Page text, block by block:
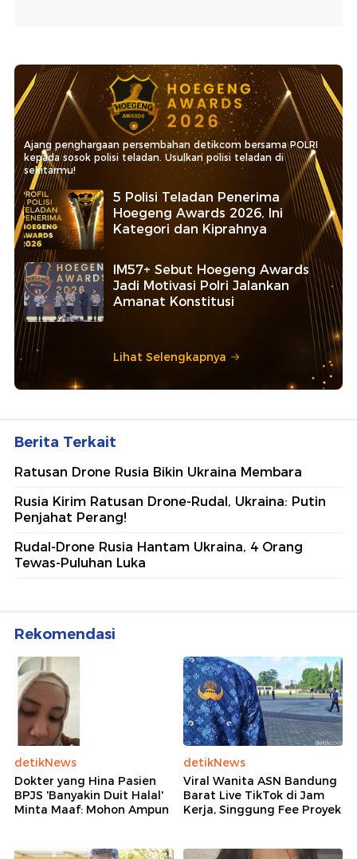
Ajang penghargaan persembahan detikcom bersama POLRI
kepada sosok polisi teladan. Usulkan polisi teladan di
sekitarmu!
5 Polisi Teladan Penerima
Hoegeng Awards 2026, Ini
Kategori dan Kiprahnya
IM57+ Sebut Hoegeng Awards
Jadi Motivasi Polri Jalankan
Amanat Konstitusi
Lihat Selengkapnya
Berita Terkait
Ratusan Drone Rusia Bikin Ukraina Membara
Rusia Kirim Ratusan Drone-Rudal, Ukraina: Putin
Penjahat Perang!
Rudal-Drone Rusia Hantam Ukraina, 4 Orang
Tewas-Puluhan Luka
Rekomendasi
detikNews
Dokter yang Hina Pasien
BPJS 'Banyakin Duit Halal'
Minta Maaf: Mohon Ampun
detikNews
Viral Wanita ASN Bandung
Barat Live TikTok di Jam
Kerja, Singgung Fee Proyek